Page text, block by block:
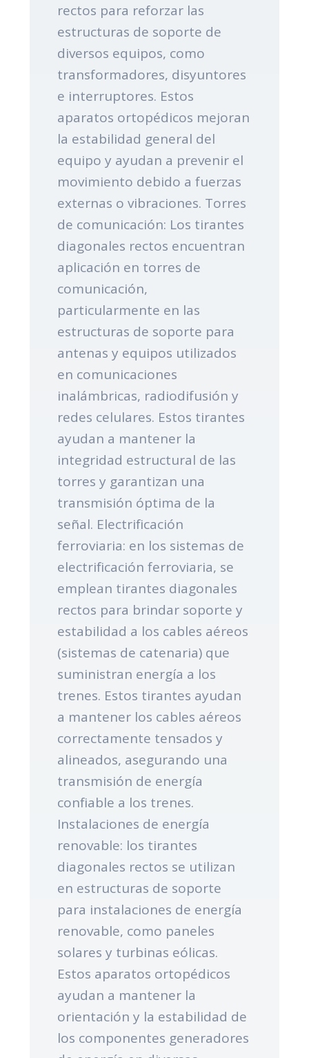
rectos para reforzar las
estructuras de soporte de
diversos equipos, como
transformadores, disyuntores
e interruptores. Estos
aparatos ortopédicos mejoran
la estabilidad general del
equipo y ayudan a prevenir el
movimiento debido a fuerzas
externas o vibraciones. Torres
de comunicación: Los tirantes
diagonales rectos encuentran
aplicación en torres de
comunicación,
particularmente en las
estructuras de soporte para
antenas y equipos utilizados
en comunicaciones
inalámbricas, radiodifusión y
redes celulares. Estos tirantes
ayudan a mantener la
integridad estructural de las
torres y garantizan una
transmisión óptima de la
señal. Electrificación
ferroviaria: en los sistemas de
electrificación ferroviaria, se
emplean tirantes diagonales
rectos para brindar soporte y
estabilidad a los cables aéreos
(sistemas de catenaria) que
suministran energía a los
trenes. Estos tirantes ayudan
a mantener los cables aéreos
correctamente tensados y
alineados, asegurando una
transmisión de energía
confiable a los trenes.
Instalaciones de energía
renovable: los tirantes
diagonales rectos se utilizan
en estructuras de soporte
para instalaciones de energía
renovable, como paneles
solares y turbinas eólicas.
Estos aparatos ortopédicos
ayudan a mantener la
orientación y la estabilidad de
los componentes generadores